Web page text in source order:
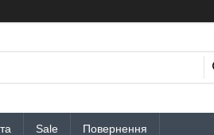
Sale Повернення